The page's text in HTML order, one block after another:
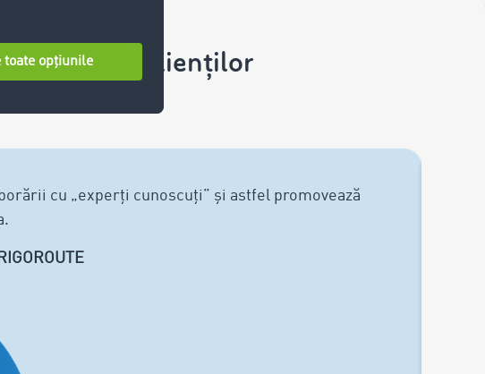
clienților
cu „experți cunoscuți” și astfel promovează